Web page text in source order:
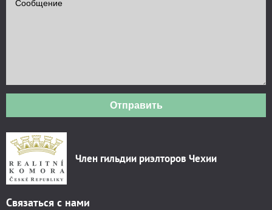
Отправить
Член гильдии риэлторов Чехии
Связаться с нами